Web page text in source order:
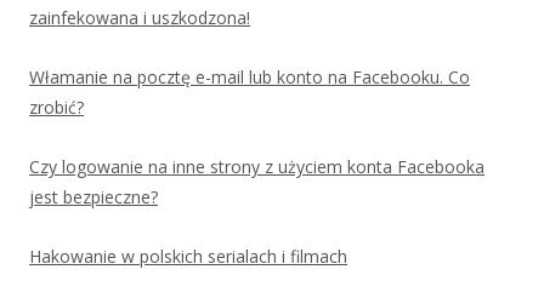
zainfekowana i uszkodzona!
Włamanie na pocztę e-mail lub konto na Facebooku. Co
zrobić?
Czy logowanie na inne strony z użyciem konta Facebooka
jest bezpieczne?
Hakowanie w polskich serialach i filmach